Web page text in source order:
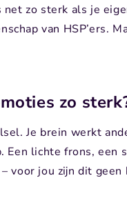
zo sterk als je
van HSP’ers.
zo
Je brein werkt
Een lichte frons,
voor jou zijn dit